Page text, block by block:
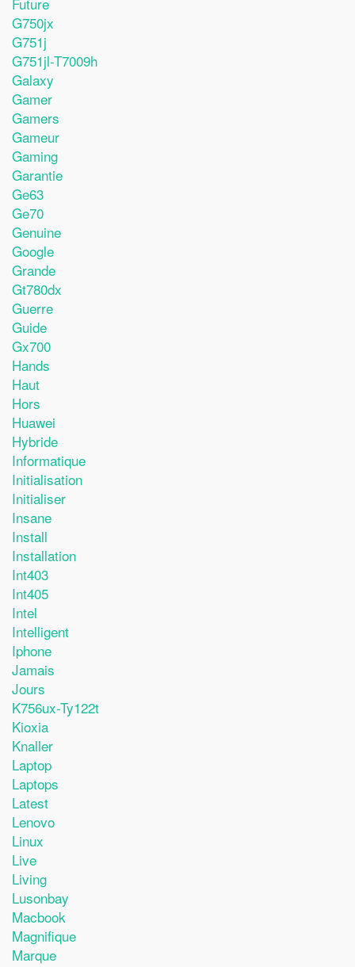
G750jx
G751j
G751jl-T7009h
Galaxy
Gamer
Gamers
Gameur
Gaming
Garantie
Ge63
Ge70
Genuine
Google
Grande
Gt780dx
Guerre
Guide
Gx700
Hands
Haut
Hors
Huawei
Hybride
Informatique
Initialisation
Initialiser
Insane
Install
Installation
Int403
Int405
Intel
Intelligent
Iphone
Jamais
Jours
K756ux-Ty122t
Kioxia
Knaller
Laptop
Laptops
Latest
Lenovo
Linux
Live
Living
Lusonbay
Macbook
Magnifique
Marque